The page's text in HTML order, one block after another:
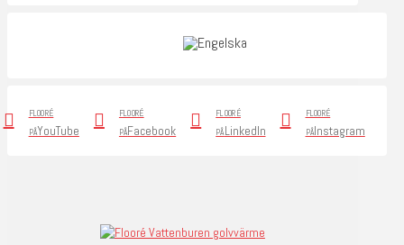
FLOORÉ
PÅYouTube
FLOORÉ
PÅFacebook
FLOORÉ
PÅLinkedIn
FLOORÉ
PÅInstagram